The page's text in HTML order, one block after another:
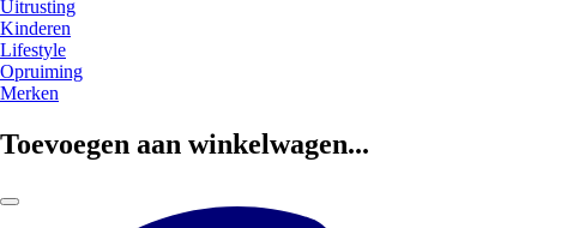
Uitrusting
Kinderen
Lifestyle
Opruiming
Merken
Toevoegen aan winkelwagen...